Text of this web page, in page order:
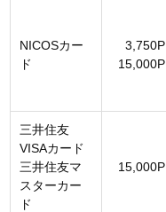
NICOSカー
ド
3,750P
15,000P
三井住友
VISAカード
三井住友マ
スターカー
ド
15,000P